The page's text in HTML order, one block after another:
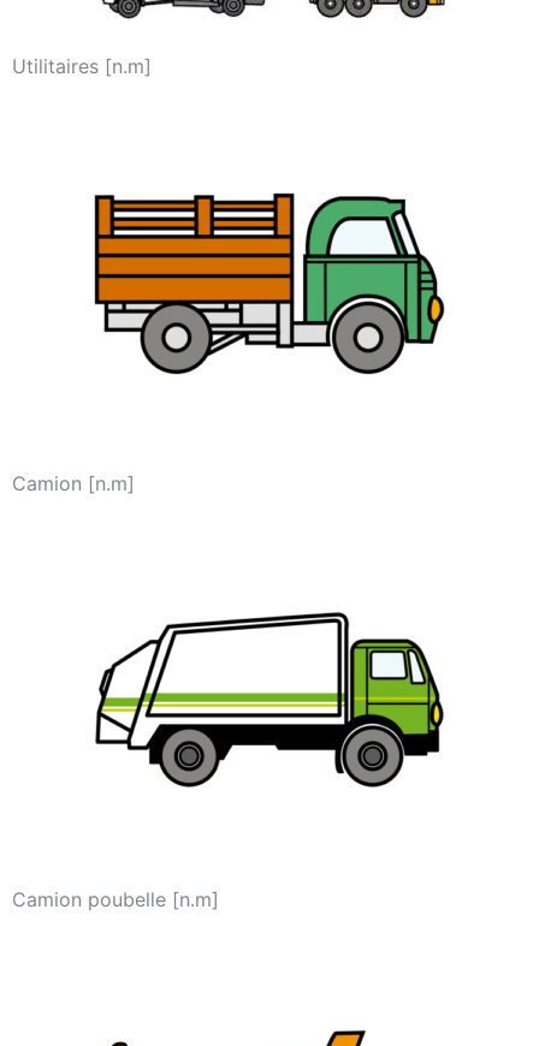
Utilitaires [n.m]
Camion [n.m]
Camion poubelle [n.m]